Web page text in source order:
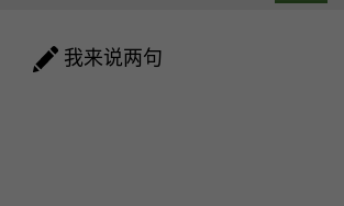
我来说两句